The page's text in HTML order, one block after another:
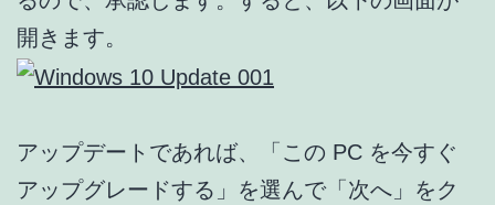
開きます。
アップデートであれば、「この PC を今すぐ
アップグレードする」を選んで「次へ」をク